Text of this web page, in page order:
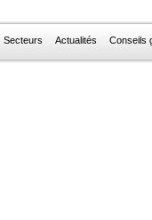
Secteurs Actualités Conseils